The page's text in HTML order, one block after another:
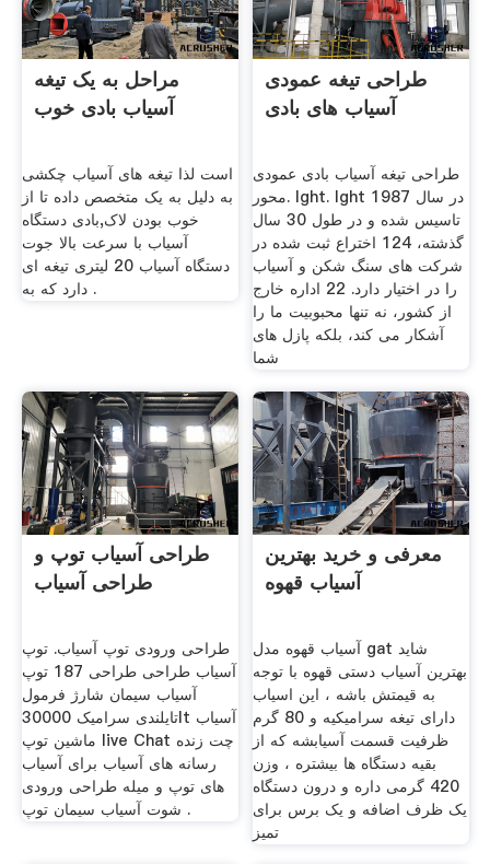
مراحل به یک تیغه
آسیاب بادی خوب
است لذا تیغه های آسیاب چکشی
به دلیل به یک متخصص داده تا از
خوب بودن لاک,بادی دستگاه
آسیاب با سرعت بالا جوت
دستگاه آسیاب 20 لیتری تیغه ای
دارد که به .
طراحی تیغه عمودی
آسیاب های بادی
طراحی تیغه آسیاب بادی عمودی
محور. lght. lght در سال 1987
تاسیس شده و در طول 30 سال
گذشته، 124 اختراع ثبت شده در
شركت های سنگ شكن و آسیاب
را در اختیار دارد. 22 اداره خارج
از کشور، نه تنها محبوبیت ما را
آشکار می کند، بلکه پازل های
شما
طراحی آسیاب توپ و
طراحی آسیاب
طراحی ورودی توپ آسیاب. توپ
آسیاب طراحی طراحی 187 توپ
آسیاب سیمان شارژ فرمول
تایلندی سرامیک 30000lt آسیاب
ماشین توپ live Chat چت زنده
رسانه های آسیاب برای آسیاب
های توپ و میله طراحی ورودی
شوت آسیاب سیمان توپ .
معرفی و خرید بهترین
آسیاب قهوه
آسیاب قهوه مدل gat شاید
بهترین آسیاب دستی قهوه با توجه
به قیمتش باشه ، این اسیاب
دارای تیغه سرامیکیه و 80 گرم
ظرفیت قسمت آسیابشه که از
بقیه دستگاه ها بیشتره ، وزن
420 گرمی داره و درون دستگاه
یک ظرف اضافه و یک برس برای
تمیز